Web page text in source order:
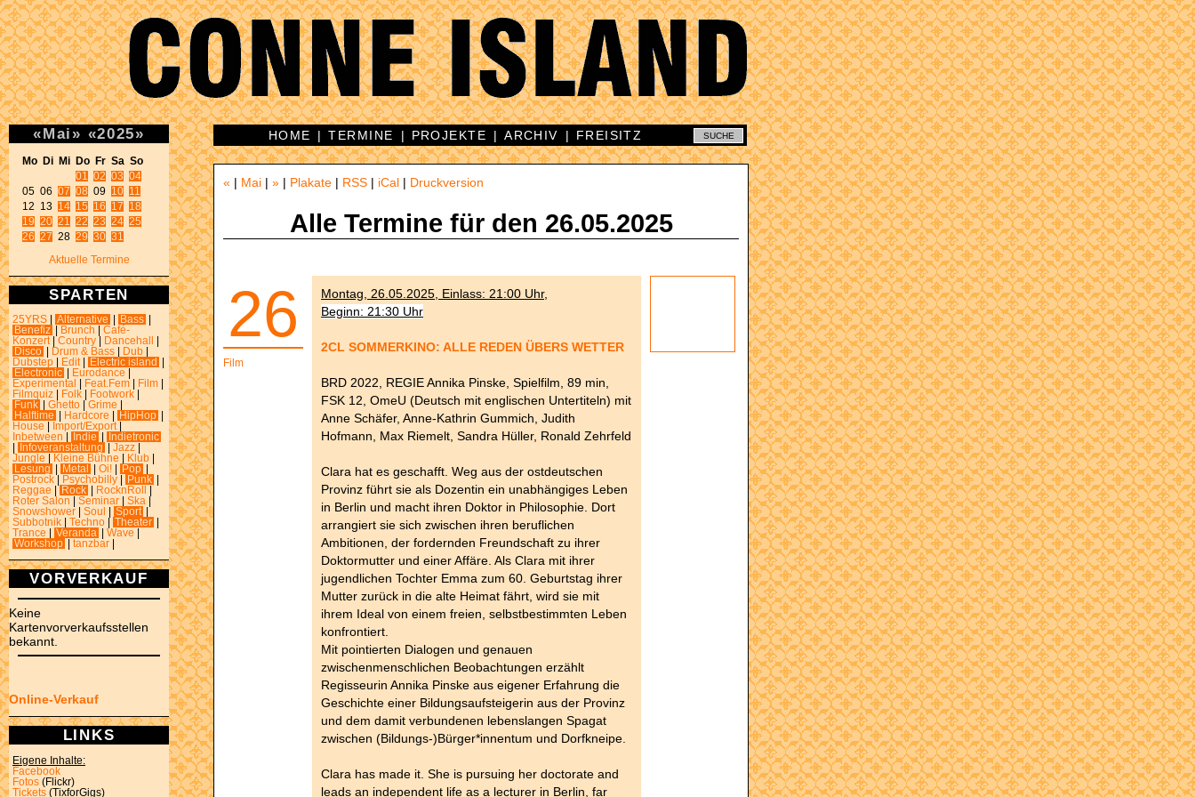
«Mai » «2025»
Mo Di Mi Do Fr Sa So
01
02 03 04
05 06 07 08 09 10 11
12 13 14 15 16 17
18
19 20 21 22 23 24 25
26 27 28 29 30 31
Aktuelle Termine
SPARTEN
25YRS Alternative Bass
Benefiz
Brunch
Café-
Konzert
Country Dancehall
Disco
Drum & Bass Dub
Dubstep
Edit Electric island
Electronic
Eurodance
Experimental
Feat.Fem Film
Filmquiz
Folk Footwork
Funk
Ghetto Grime
Halftime
Hardcore HipHop
House
Import/Export
Inbetween
Indie
Indietronic
Infoveranstaltung Jazz
Jungle
Kleine Bühne Klub
Lesung
Metal Oi! Pop
Postrock
Psychobilly Punk
Reggae
Rock RocknRoll
Roter Salon
Seminar Ska
Snowshower
Soul Sport
Subbotnik
Techno Theater
Trance
Veranda Wave
Workshop
tanzbar
VORVERKAUF
Keine
Kartenvorverkaufsstellen
bekannt.
Online-Verkauf
LINKS
Eigene Inhalte:
Facebook
Fotos (Flickr)
Tickets (TixforGigs)
HOME |TERMINE | PROJEKTE |ARCHIV | FREISITZ
« | Mai | » | Plakate | RSS | iCal | Druckversion
Alle Termine für den 26.05.2025
26
Film
Montag, 26.05.2025, Einlass: 21:00 Uhr,
Beginn: 21:30 Uhr
2CL SOMMERKINO: ALLE REDEN ÜBERS WETTER
BRD 2022, REGIE Annika Pinske, Spielfilm, 89 min,
FSK 12, OmeU (Deutsch mit englischen Untertiteln) mit
Anne Schäfer, Anne-Kathrin Gummich, Judith
Hofmann, Max Riemelt, Sandra Hüller, Ronald Zehrfeld
Clara hat es geschafft. Weg aus der ostdeutschen
Provinz führt sie als Dozentin ein unabhängiges Leben
in Berlin und macht ihren Doktor in Philosophie. Dort
arrangiert sie sich zwischen ihren beruflichen
Ambitionen, der fordernden Freundschaft zu ihrer
Doktormutter und einer Affäre. Als Clara mit ihrer
jugendlichen Tochter Emma zum 60. Geburtstag ihrer
Mutter zurück in die alte Heimat fährt, wird sie mit
ihrem Ideal von einem freien, selbstbestimmten Leben
konfrontiert.
Mit pointierten Dialogen und genauen
zwischenmenschlichen Beobachtungen erzählt
Regisseurin Annika Pinske aus eigener Erfahrung die
Geschichte einer Bildungsaufsteigerin aus der Provinz
und dem damit verbundenen lebenslangen Spagat
zwischen (Bildungs-)Bürger*innentum und Dorfkneipe.
Clara has made it. She is pursuing her doctorate and
leads an independent life as a lecturer in Berlin, far